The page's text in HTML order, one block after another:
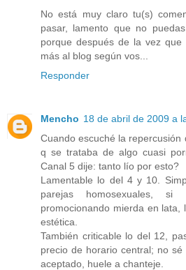
No está muy claro tu(s)
pasar, lamento que no
porque después de la vez
más al blog según vos...
Responder
Mencho 18 de abril de 2009 a
Cuando escuché la
q se trataba de algo cuasi
Canal 5 dije: tanto lío por esto?
Lamentable lo del 4 y 10.
parejas homosexuales, si
promocionando mierda en lata,
estética.
También criticable lo del 12,
precio de horario central; no
aceptado, huele a chanteje.